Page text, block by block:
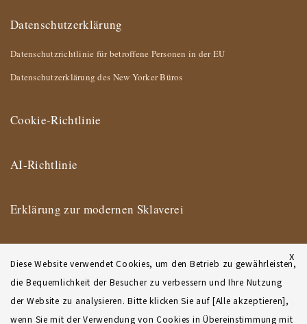
Datenschutzerklärung
Datenschutzrichtlinie für betroffene Personen in der EU
Datenschutzerklärung des New Yorker Büros
Cookie-Richtlinie
AI-Richtlinie
Erklärung zur modernen Sklaverei
Nutzungsbedingungen
X
Diese Website verwendet Cookies, um den Betrieb zu gewährleisten,
die Bequemlichkeit der Besucher zu verbessern und Ihre Nutzung
der Website zu analysieren. Bitte klicken Sie auf [Alle akzeptieren],
wenn Sie mit der Verwendung von Cookies in Übereinstimmung mit